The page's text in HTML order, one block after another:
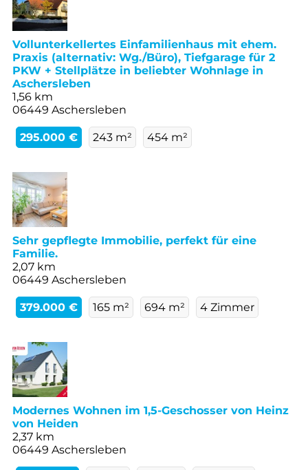
Vollunterkellertes Einfamilienhaus mit ehem.
Praxis (alternativ: Wg./Büro), Tiefgarage für 2
PKW + Stellplätze in beliebter Wohnlage in
Aschersleben
1,56 km
06449 Aschersleben
295.000 € 243 m² 454 m²
Sehr gepflegte Immobilie, perfekt für eine
Familie.
2,07 km
06449 Aschersleben
379.000 € 165 m² 694 m² 4 Zimmer
Modernes Wohnen im 1,5-Geschosser von Heinz
von Heiden
2,37 km
06449 Aschersleben